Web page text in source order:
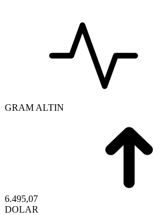
GRAM ALTIN
6.495,07
DOLAR